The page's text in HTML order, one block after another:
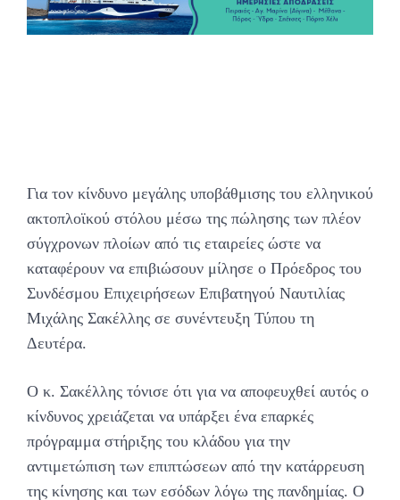
Για τον κίνδυνο μεγάλης υποβάθμισης του ελληνικού
ακτοπλοϊκού στόλου μέσω της πώλησης των πλέον
σύγχρονων πλοίων από τις εταιρείες ώστε να
καταφέρουν να επιβιώσουν μίλησε ο Πρόεδρος του
Συνδέσμου Επιχειρήσεων Επιβατηγού Ναυτιλίας
Μιχάλης Σακέλλης σε συνέντευξη Τύπου τη
Δευτέρα.
Ο κ. Σακέλλης τόνισε ότι για να αποφευχθεί αυτός ο
κίνδυνος χρειάζεται να υπάρξει ένα επαρκές
πρόγραμμα στήριξης του κλάδου για την
αντιμετώπιση των επιπτώσεων από την κατάρρευση
της κίνησης και των εσόδων λόγω της πανδημίας. Ο